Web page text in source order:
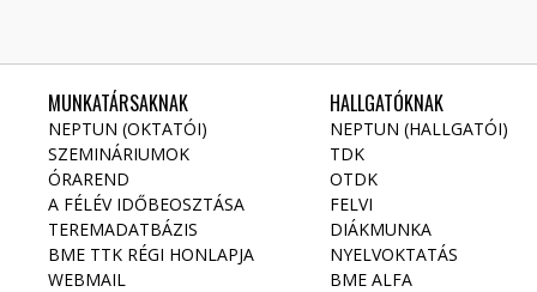
MUNKATÁRSAKNAK
NEPTUN (OKTATÓI)
SZEMINÁRIUMOK
ÓRAREND
A FÉLÉV IDŐBEOSZTÁSA
TEREMADATBÁZIS
BME TTK RÉGI HONLAPJA
WEBMAIL
HALLGATÓKNAK
NEPTUN (HALLGATÓI)
TDK
OTDK
FELVI
DIÁKMUNKA
NYELVOKTATÁS
BME ALFA